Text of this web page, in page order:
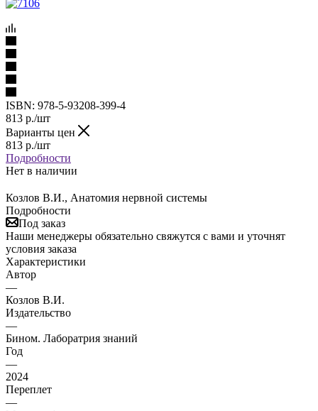
ISBN: 978-5-93208-399-4
813 р./шт
Варианты цен
813 р./шт
Подробности
Нет в наличии
Козлов В.И., Анатомия нервной системы
Подробности
Под заказ
Наши менеджеры обязательно свяжутся с вами и уточнят
условия заказа
Характеристики
Автор
—
Козлов В.И.
Издательство
—
Бином. Лаборатрия знаний
Год
—
2024
Переплет
—